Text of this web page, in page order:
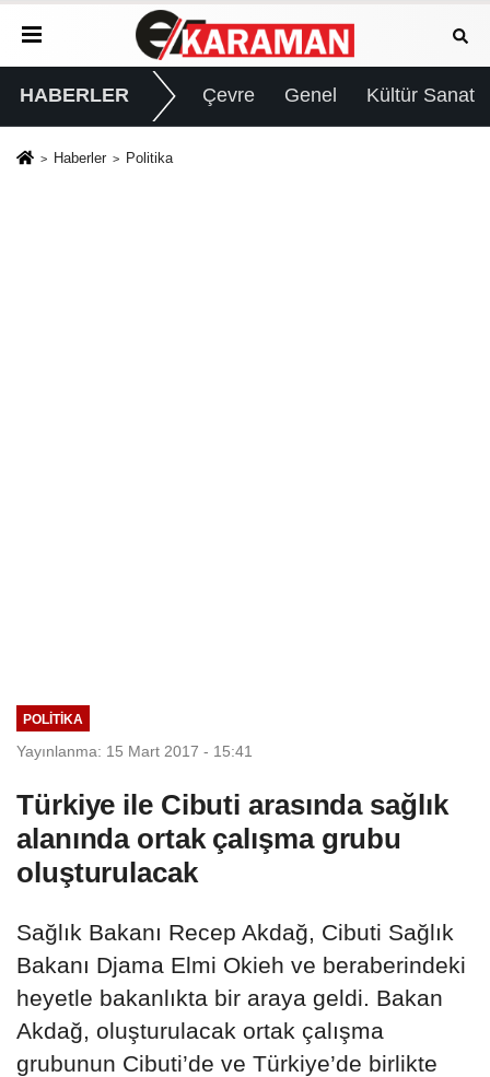
HABERLER Çevre Genel Kültür Sanat
Haberler Politika
POLITIKA
Yayınlanma: 15 Mart 2017 - 15:41
Türkiye ile Cibuti arasında sağlık
alanında ortak çalışma grubu
oluşturulacak
Sağlık Bakanı Recep Akdağ, Cibuti Sağlık
Bakanı Djama Elmi Okieh ve beraberindeki
heyetle bakanlıkta bir araya geldi. Bakan
Akdağ, oluşturulacak ortak çalışma
grubunun Cibuti’de ve Türkiye’de birlikte